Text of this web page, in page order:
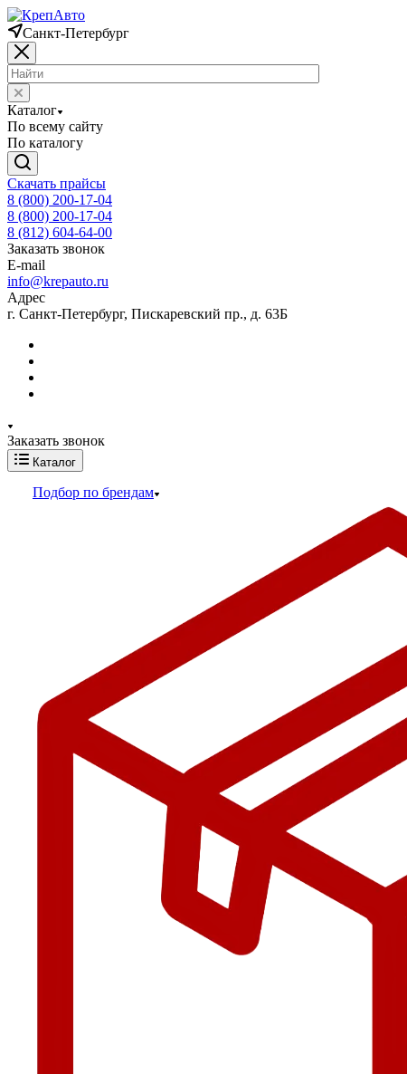
Санкт-Петербург
Каталог
По всему сайту
По каталогу
Скачать прайсы
8 (800) 200-17-04
8 (800) 200-17-04
8 (812) 604-64-00
Заказать звонок
E-mail
info@krepauto.ru
Адрес
г. Санкт-Петербург, Пискаревский пр., д. 63Б
Заказать звонок
Каталог
Подбор по брендам